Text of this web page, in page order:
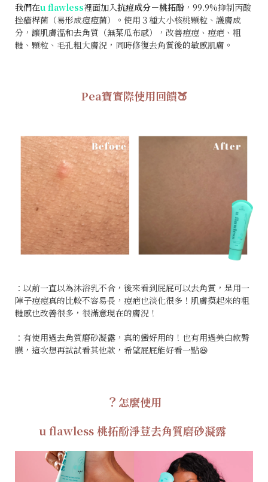
我們在u flawless裡面加入抗痘成分－桃拓酚 ，99.9%抑制丙酸
挫瘡桿菌（易形成痘痘菌）。使用３種大小核桃顆粒、護膚成
分，讓肌膚溫和去角質（無菜瓜布感），改善痘痘、痘疤、粗
糙、顆粒、毛孔粗大膚況，同時修復去角質後的敏感肌膚。
Pea寶實際使用回饋🍑
：以前一直以為沐浴乳不合，後來看到屁屁可以去角質，是用一
陣子痘痘真的比較不容易長，痘疤也淡化很多！肌膚摸起來的粗
糙感也改善很多，很滿意現在的膚況！
：有使用過去角質磨砂凝露，真的蠻好用的！也有用過美白款臀
膜，這次想再試試看其他款，希望屁屁能好看一點😆
？ 怎麼使用
u flawless 桃拓酚淨荳去角質磨砂凝露